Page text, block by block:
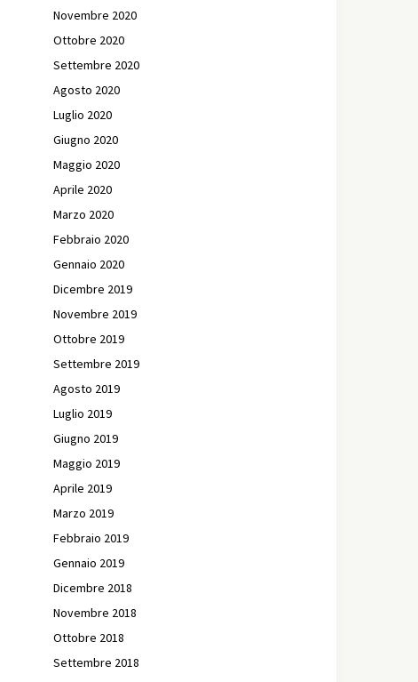
Novembre 2020
Ottobre 2020
Settembre 2020
Agosto 2020
Luglio 2020
Giugno 2020
Maggio 2020
Aprile 2020
Marzo 2020
Febbraio 2020
Gennaio 2020
Dicembre 2019
Novembre 2019
Ottobre 2019
Settembre 2019
Agosto 2019
Luglio 2019
Giugno 2019
Maggio 2019
Aprile 2019
Marzo 2019
Febbraio 2019
Gennaio 2019
Dicembre 2018
Novembre 2018
Ottobre 2018
Settembre 2018